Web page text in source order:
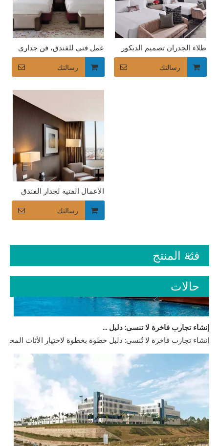
عمل فني للفندق، فن جداري
فاخر لتزيين غرفة نوم الضيافة
رسالتك
طلاء الجدران تصميم الديكور
الداخلي فندق الأعمال الفنية
رسالتك
الأعمال الفنية لجدار الفندق
الحديث بأحجام مختلفة فن
جدار الفندق المتين للفنادق
رسالتك
فئة المنتج
حالات
كل ما تحتاج لمعرفته حول كرسي باباسان
إنشاء تجارب فاخرة لا تنسى: دليل خطوة بخطوة لاختيار أثاث مخصص للفنادق
إنشاء تجارب فاخرة لا تُنسى: دليل خطوة بخطوة لاختيار الأثاث